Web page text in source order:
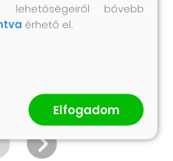
termékek
lehetőségeiről bővebb
érhető el.
Elfogadom